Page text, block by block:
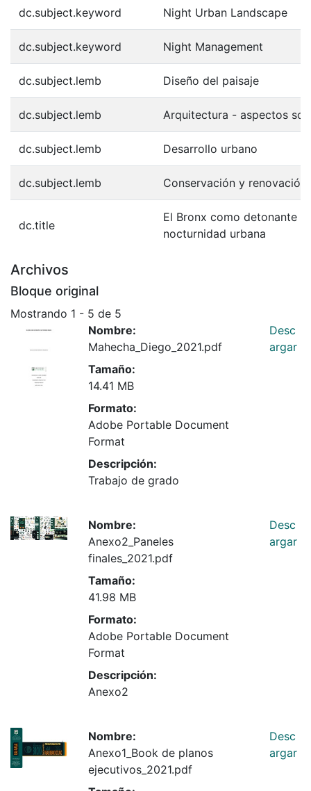
dc.subject.keyword Night Urban Landscape
dc.subject.keyword Night Management
dc.subject.lemb Diseño del paisaje
dc.subject.lemb Arquitectura - aspectos
dc.subject.lemb Desarrollo urbano
dc.subject.lemb Conservación y renovación
dc.title
El Bronx como detonante
nocturnidad urbana
Archivos
Bloque original
Mostrando 1 - 5 de 5
Nombre:
Mahecha_Diego_2021.pdf
Tamaño:
14.41 MB
Formato:
Adobe Portable Document
Format
Descripción:
Trabajo de grado
Desc
argar
Nombre:
Anexo2_Paneles
finales_2021.pdf
Tamaño:
41.98 MB
Formato:
Adobe Portable Document
Format
Descripción:
Anexo2
Desc
argar
Nombre:
Anexo1_Book de planos
ejecutivos_2021.pdf
Desc
argar